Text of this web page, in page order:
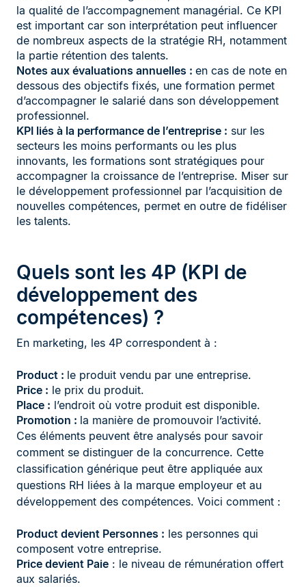
la qualité de l’accompagnement managérial. Ce KPI
est important car son interprétation peut influencer
de nombreux aspects de la stratégie RH, notamment
la partie rétention des talents.
Notes aux évaluations annuelles : en cas de note en
dessous des objectifs fixés, une formation permet
d’accompagner le salarié dans son développement
professionnel.
KPI liés à la performance de l’entreprise : sur les
secteurs les moins performants ou les plus
innovants, les formations sont stratégiques pour
accompagner la croissance de l’entreprise. Miser sur
le développement professionnel par l’acquisition de
nouvelles compétences, permet en outre de fidéliser
les talents.
Quels sont les 4P (KPI de
développement des
compétences) ?
En marketing, les 4P correspondent à :
Product : le produit vendu par une entreprise.
Price : le prix du produit.
Place : l’endroit où votre produit est disponible.
Promotion : la manière de promouvoir l’activité.
Ces éléments peuvent être analysés pour savoir
comment se distinguer de la concurrence. Cette
classification générique peut être appliquée aux
questions RH liées à la marque employeur et au
développement des compétences. Voici comment :
Product devient Personnes : les personnes qui
composent votre entreprise.
Price devient Paie : le niveau de rémunération offert
aux salariés.